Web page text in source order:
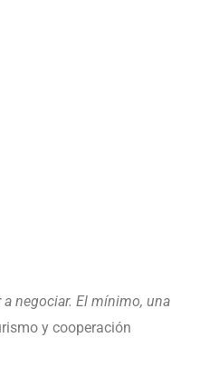
negociar. El mínimo, una
y cooperación